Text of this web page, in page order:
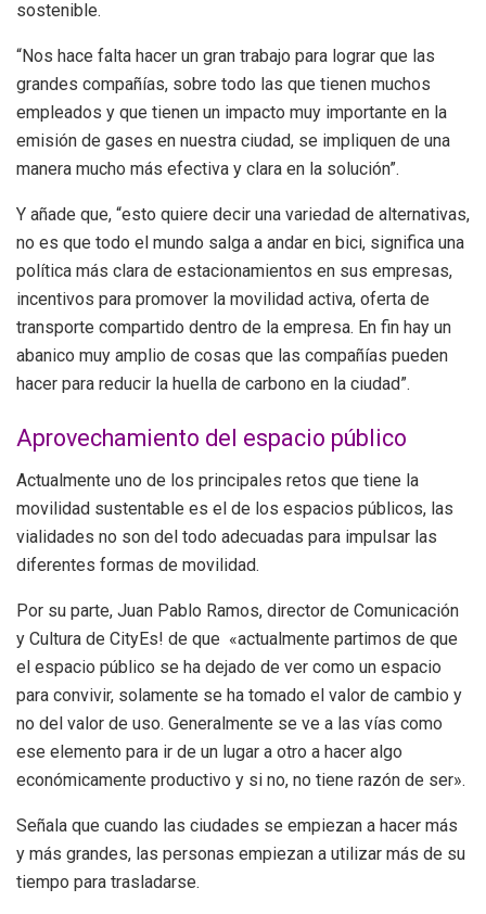
sostenible.
“Nos hace falta hacer un gran trabajo para lograr que las
grandes compañías, sobre todo las que tienen muchos
empleados y que tienen un impacto muy importante en la
emisión de gases en nuestra ciudad, se impliquen de una
manera mucho más efectiva y clara en la solución”.
Y añade que, “esto quiere decir una variedad de alternativas,
no es que todo el mundo salga a andar en bici, significa una
política más clara de estacionamientos en sus empresas,
incentivos para promover la movilidad activa, oferta de
transporte compartido dentro de la empresa. En fin hay un
abanico muy amplio de cosas que las compañías pueden
hacer para reducir la huella de carbono en la ciudad”.
Aprovechamiento del espacio público
Actualmente uno de los principales retos que tiene la
movilidad sustentable es el de los espacios públicos, las
vialidades no son del todo adecuadas para impulsar las
diferentes formas de movilidad.
Por su parte, Juan Pablo Ramos, director de Comunicación
y Cultura de CityEs! de que «actualmente partimos de que
el espacio público se ha dejado de ver como un espacio
para convivir, solamente se ha tomado el valor de cambio y
no del valor de uso. Generalmente se ve a las vías como
ese elemento para ir de un lugar a otro a hacer algo
económicamente productivo y si no, no tiene razón de ser».
Señala que cuando las ciudades se empiezan a hacer más
y más grandes, las personas empiezan a utilizar más de su
tiempo para trasladarse.